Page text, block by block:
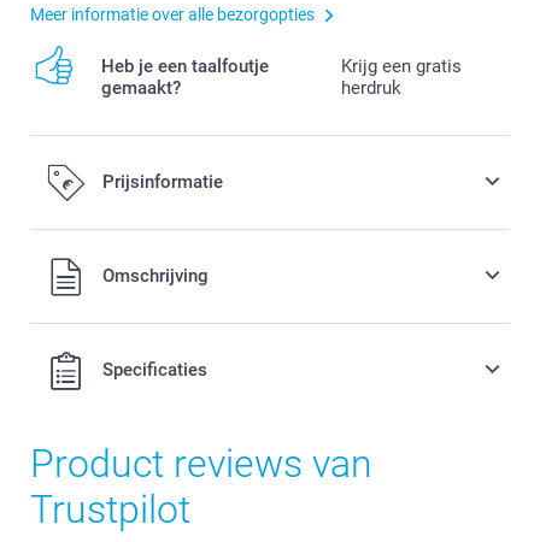
Meer informatie over alle bezorgopties
Heb je een taalfoutje
gemaakt?
Krijg een gratis
herdruk
Prijsinformatie
Alle prijzen zijn in EURO (€) inclusief BTW en exclusief
verzendkosten.Omschrijving
Specificaties
Product reviews van
Trustpilot